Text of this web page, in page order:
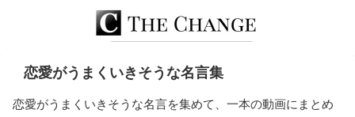
恋愛がうまくいきそうな名言集
恋愛がうまくいきそうな名言を集めて、一本の動画にまとめ